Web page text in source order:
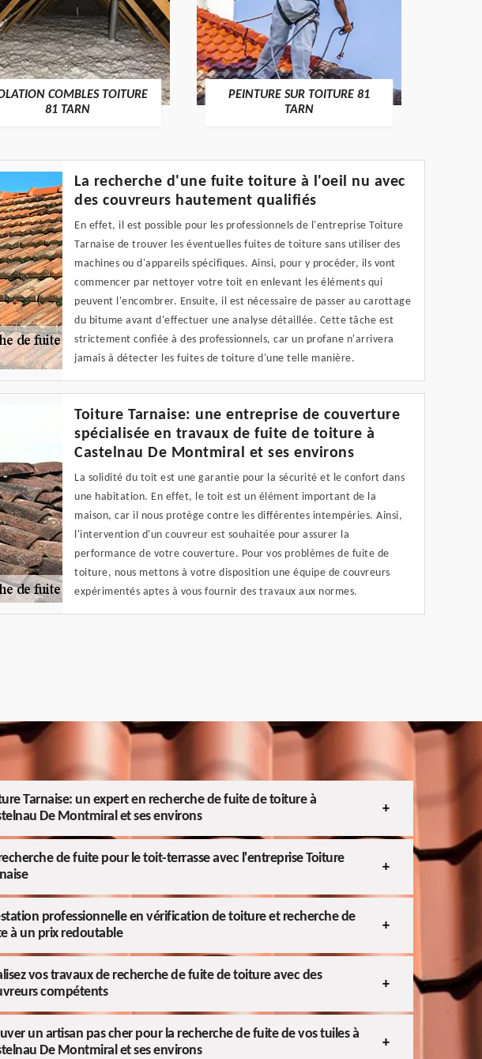
COMBLES TOITURE
81 TARN
PEINTURE SUR TOITURE 81
TARN
La recherche d'une fuite toiture à l'oeil nu avec
des couvreurs hautement qualifiés
En effet, il est possible pour les professionnels de l'entreprise Toiture
Tarnaise de trouver les éventuelles fuites de toiture sans utiliser des
machines ou d'appareils spécifiques. Ainsi, pour y procéder, ils vont
commencer par nettoyer votre toit en enlevant les éléments qui
peuvent l'encombrer. Ensuite, il est nécessaire de passer au carottage
du bitume avant d'effectuer une analyse détaillée. Cette tâche est
strictement confiée à des professionnels, car un profane n'arrivera
jamais à détecter les fuites de toiture d'une telle manière.
Toiture Tarnaise: une entreprise de couverture
spécialisée en travaux de fuite de toiture à
Castelnau De Montmiral et ses environs
La solidité du toit est une garantie pour la sécurité et le confort dans
une habitation. En effet, le toit est un élément important de la
maison, car il nous protège contre les différentes intempéries. Ainsi,
l'intervention d'un couvreur est souhaitée pour assurer la
performance de votre couverture. Pour vos problèmes de fuite de
toiture, nous mettons à votre disposition une équipe de couvreurs
expérimentés aptes à vous fournir des travaux aux normes.
Tarnaise: un expert en recherche de fuite de toiture à
De Montmiral et ses environs
de fuite pour le toit-terrasse avec l'entreprise Toiture
professionnelle en vérification de toiture et recherche de
à un prix redoutable
vos travaux de recherche de fuite de toiture avec des
compétents
un artisan pas cher pour la recherche de fuite de vos tuiles à
De Montmiral et ses environs